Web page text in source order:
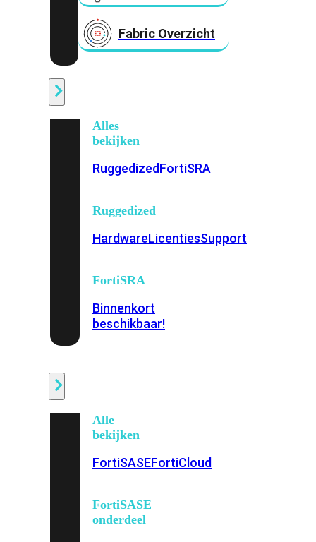
Fabric Overzicht
Alles
bekijken
RuggedizedFortiSRA
Ruggedized
HardwareLicentiesSupport
FortiSRA
Binnenkort
beschikbaar!
Alle
bekijken
FortiSASEFortiCloud
FortiSASE
onderdeel